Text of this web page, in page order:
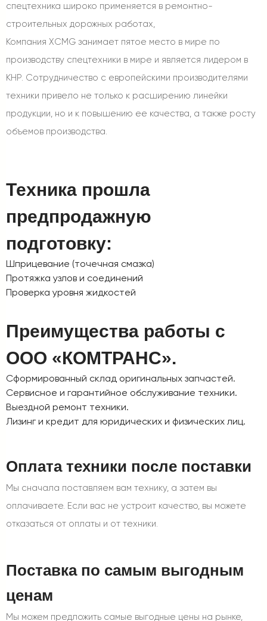
спецтехника широко применяется в ремонтно-
строительных дорожных работах,
Компания XCMG занимает пятое место в мире по
производству спецтехники в мире и является лидером в
КНР. Сотрудничество с европейскими производителями
техники привело не только к расширению линейки
продукции, но и к повышению ее качества, а также росту
объемов производства.
Техника прошла
предпродажную
подготовку:
Шприцевание (точечная смазка)
Протяжка узлов и соединений
Проверка уровня жидкостей
Преимущества работы с
ООО «КОМТРАНС».
Сформированный склад оригинальных запчастей.
Сервисное и гарантийное обслуживание техники.
Выездной ремонт техники.
Лизинг и кредит для юридических и физических лиц.
Оплата техники после поставки
Мы сначала поставляем вам технику, а затем вы
оплачиваете. Если вас не устроит качество, вы можете
отказаться от оплаты и от техники.
Поставка по самым выгодным
ценам
Мы можем предложить самые выгодные цены на рынке,